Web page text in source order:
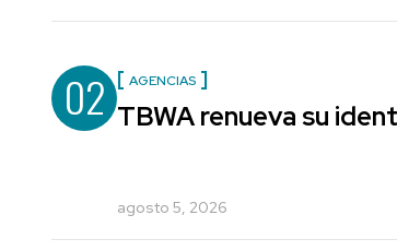
02 AGENCIAS
TBWA renueva su
agosto 5, 2026